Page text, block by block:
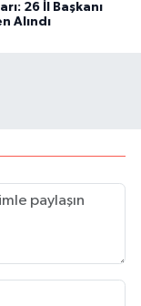
26 İl Başkanı
Alındı